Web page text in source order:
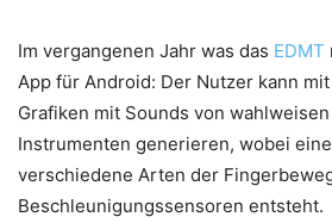
Im vergangenen Jahr was das EDMT
App für Android: Der Nutzer kann
Grafiken mit Sounds von
Instrumenten generieren, wobei
verschiedene Arten der
Beschleunigungssensoren entsteht.